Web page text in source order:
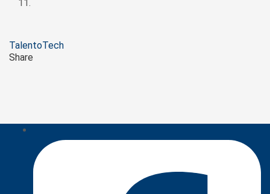
Tags
TalentoTech
Share